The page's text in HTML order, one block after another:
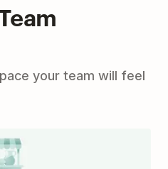
your team will feel